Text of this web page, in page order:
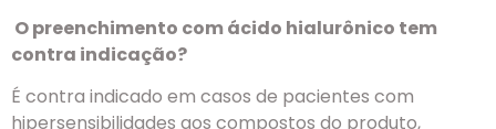
O preenchimento com ácido hialurônico tem
contra indicação?
É contra indicado em casos de pacientes com
hipersensibilidades aos compostos do produto,